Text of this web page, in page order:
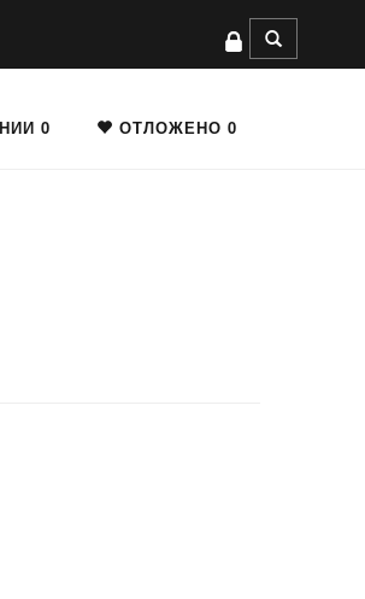
0 ОТЛОЖЕНО 0